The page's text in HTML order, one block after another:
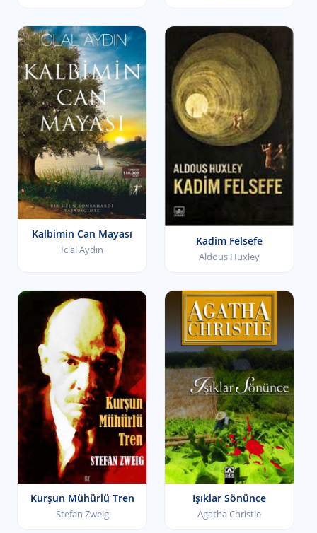
Kalbimin Can Mayası
İclal Aydın
Kadim Felsefe
Aldous Huxley
Kurşun Mühürlü Tren
Stefan Zweig
Işıklar Sönünce
Agatha Christie